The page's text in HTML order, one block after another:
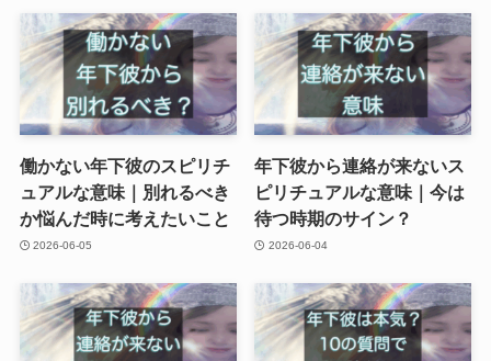
働かない年下彼のスピリチ
ュアルな意味｜別れるべき
か悩んだ時に考えたいこと
2026-06-05
年下彼から連絡が来ないス
ピリチュアルな意味｜今は
待つ時期のサイン？
2026-06-04